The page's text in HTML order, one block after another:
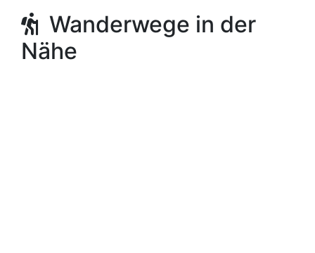
Wanderwege in der
Nähe